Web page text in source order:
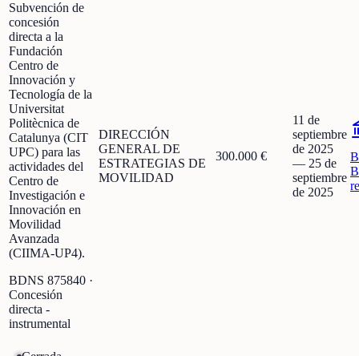
Subvención de
concesión
directa a la
Fundación
Centro de
Innovación y
Tecnología de la
Universitat
Politècnica de
Catalunya (CIT
UPC) para las
actividades del
Centro de
Investigación e
Innovación en
Movilidad
Avanzada
(CIIMA-UP4).
BDNS 875840 ·
Concesión
directa -
instrumental
DIRECCIÓN
GENERAL DE
ESTRATEGIAS DE
MOVILIDAD
300.000 €
11 de
septiembre
de 2025
— 25 de
septiembre
de 2025